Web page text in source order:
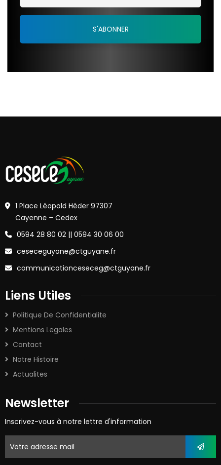
1 Place Léopold Héder 97307
Cayenne – Cedex
0594 28 80 02 || 0594 30 06 00
ceseceguyane@ctguyane.fr
communicationceseceg@ctguyane.fr
Liens Utiles
Politique De Confidentialite
Mentions Legales
Contact
Notre Histoire
Actualites
Newsletter
Inscrivez-vous à notre lettre d'information